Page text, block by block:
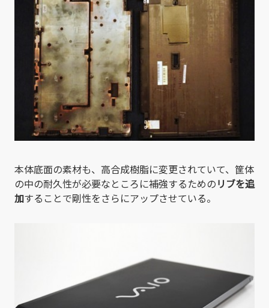
本体底面の素材も、高合成樹脂に変更されていて、筐体
の中の耐久性が必要なところに補強するためのリブを追
加することで剛性をさらにアップさせている。